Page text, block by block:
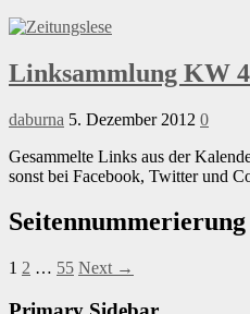
Linksammlung KW
daburna 5. Dezember 2012 0
Gesammelte Links aus der
sonst bei Facebook, Twitter und
1 2 … 55 Next →